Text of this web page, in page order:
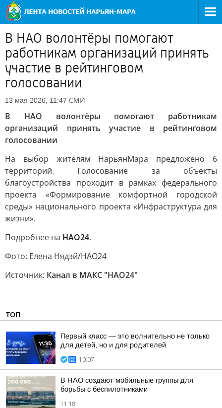
В НАО волонтёры помогают
работникам организаций принять
участие в рейтинговом
голосовании
13 мая 2026, 11:47 СМИ
В НАО волонтёры помогают работникам
организаций принять участие в рейтинговом
голосовании
На выбор жителям НарьянМара предложено 6
территорий. Голосование за объекты
благоустройства проходит в рамках федерального
проекта «Формирование комфортной городской
среды» национального проекта «Инфраструктура для
жизни».
Подробнее на НАО24.
Фото: Елена Нядэй/НАО24
Источник: Канал в МАКС "НАО24"
ТОП
Первый класс — это волнительно не только
для детей, но и для родителей
10:07
В НАО создают мобильные группы для
борьбы с беспилотниками
11:18